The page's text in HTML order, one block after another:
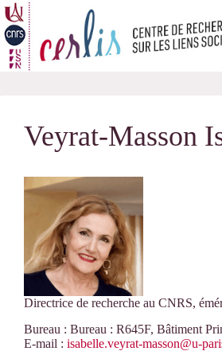
Passer
au
contenu
Veyrat-Masson
Directrice de recherche au CNRS,
Bureau : Bureau : R645F, Bâtiment
E-mail : isabelle.veyrat-masson@u-